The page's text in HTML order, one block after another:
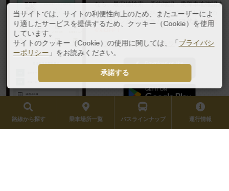
路線から探す 乗車場所一覧 バスラインナップ 運行情報
当サイトでは、サイトの利便性向上のため、またユーザーによ
り適したサービスを提供するため、クッキー（Cookie）を使用
しています。
サイトのクッキー（Cookie）の使用に関しては、「 プライバシ
ーポリシー 」をお読みください。
承諾する
なら、最安値検索・予約確認・乗降車地確認ま
でスマホひとつで完結。さらにアプリ限定の
「会員ランクプログラム」でバス代金が最大
アプリの詳細はコチラ